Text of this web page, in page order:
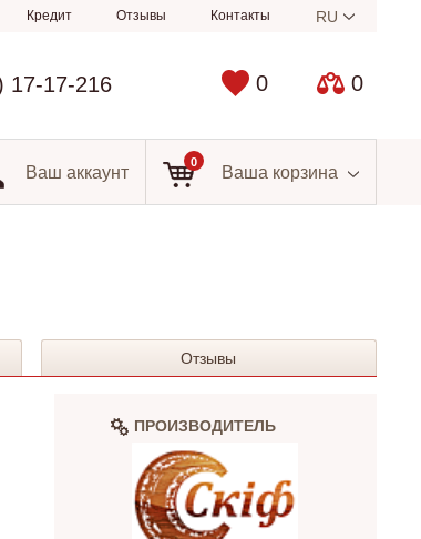
Кредит Отзывы Контакты RU
0 0
17-17-216
Ваш аккаунт
0
Ваша корзина
Отзывы
ПРОИЗВОДИТЕЛЬ